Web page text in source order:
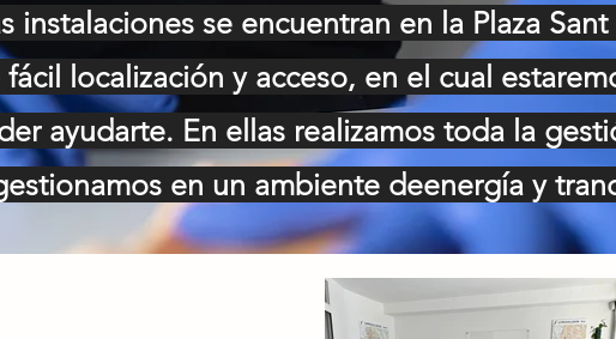
instalaciones se encuentran en la Plaza
localización y acceso, en el cual
ayudarte. En ellas realizamos toda la
en un ambiente deenergía y